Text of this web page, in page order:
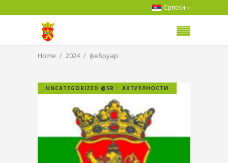
Српски
Home 2024 фебруар
UNCATEGORIZED @SR АКТУЕЛНОСТИ